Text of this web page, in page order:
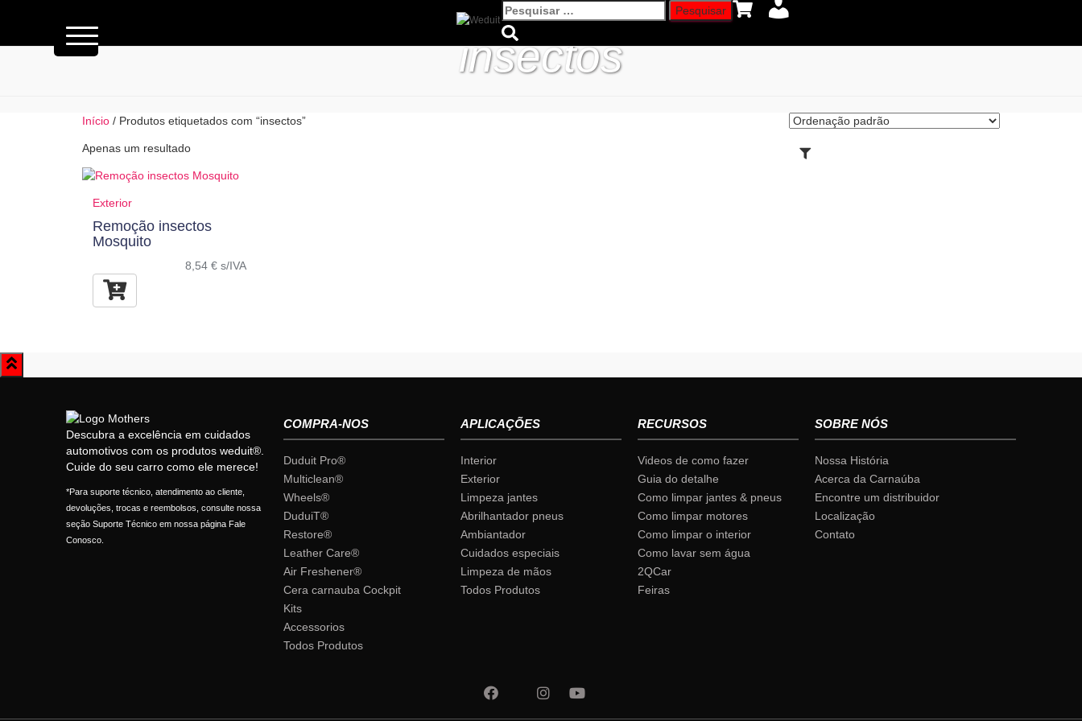
Pesquisar
por:
insectos
Início / Produtos etiquetados com “insectos”
Apenas um resultado
Exterior
Remoção insectos
Mosquito
8,54 € s/IVA
Descubra a excelência em cuidados
automotivos com os produtos weduit®.
Cuide do seu carro como ele merece!
*Para suporte técnico, atendimento ao cliente,
devoluções, trocas e reembolsos, consulte nossa
seção Suporte Técnico em nossa página Fale
Conosco.
COMPRA-NOS
Duduit Pro®
Multiclean®
Wheels®
DuduiT®
Restore®
Leather Care®
Air Freshener®
Cera carnauba Cockpit
Kits
Accessorios
Todos Produtos
APLICAÇÕES
Interior
Exterior
Limpeza jantes
Abrilhantador pneus
Ambiantador
Cuidados especiais
Limpeza de mãos
Todos Produtos
RECURSOS
Videos de como fazer
Guia do detalhe
Como limpar jantes & pneus
Como limpar motores
Como limpar o interior
Como lavar sem água
2QCar
Feiras
SOBRE NÓS
Nossa História
Acerca da Carnaúba
Encontre um distribuidor
Localização
Contato